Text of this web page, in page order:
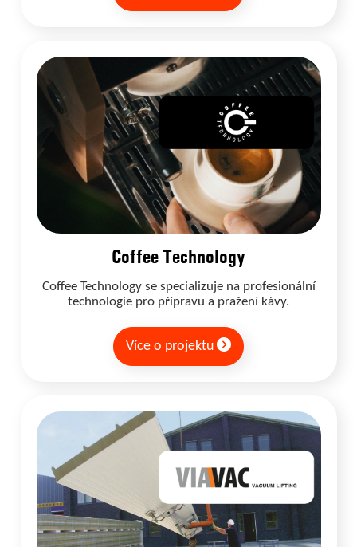
Coffee Technology
Coffee Technology se specializuje na profesionální
technologie pro přípravu a pražení kávy.
Více o projektu